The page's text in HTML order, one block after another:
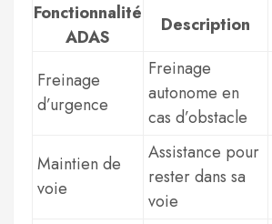
Fonctionnalité
ADAS
Description
Freinage
d’urgence
Freinage
autonome en
cas d’obstacle
Maintien de
voie
Assistance pour
rester dans sa
voie